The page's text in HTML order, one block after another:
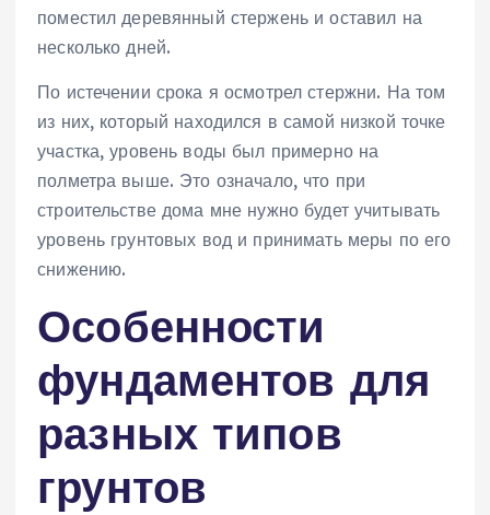
поместил деревянный стержень и оставил на
несколько дней.
По истечении срока я осмотрел стержни. На том
из них‚ который находился в самой низкой точке
участка‚ уровень воды был примерно на
полметра выше. Это означало‚ что при
строительстве дома мне нужно будет учитывать
уровень грунтовых вод и принимать меры по его
снижению.
Особенности
фундаментов для
разных типов
грунтов